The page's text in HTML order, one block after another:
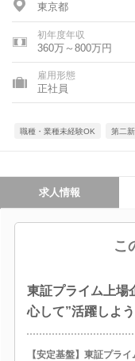
東京都
初年度年収
360万～800万円
雇用形態
正社員
職種・業種未経験OK 第二
求人情報
こ
東証プライム上場
心して”活躍しよ
【安定基盤】東証プラ